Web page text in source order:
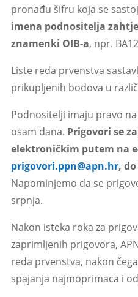
pronađu šifru koja se
imena podnositelja
znamenki OIB-a, npr.
Liste reda prvenstva
prikupljenih bodova u
Podnositelji imaju pravo
osam dana. Prigovori se
elektroničkim putem na
prigovori.ppn@apn.hr,
Napominjemo da se
srpnja.
Nakon isteka roka za
zaprimljenih prigovora,
reda prvenstva, nakon
spajanja najmoprimaca i